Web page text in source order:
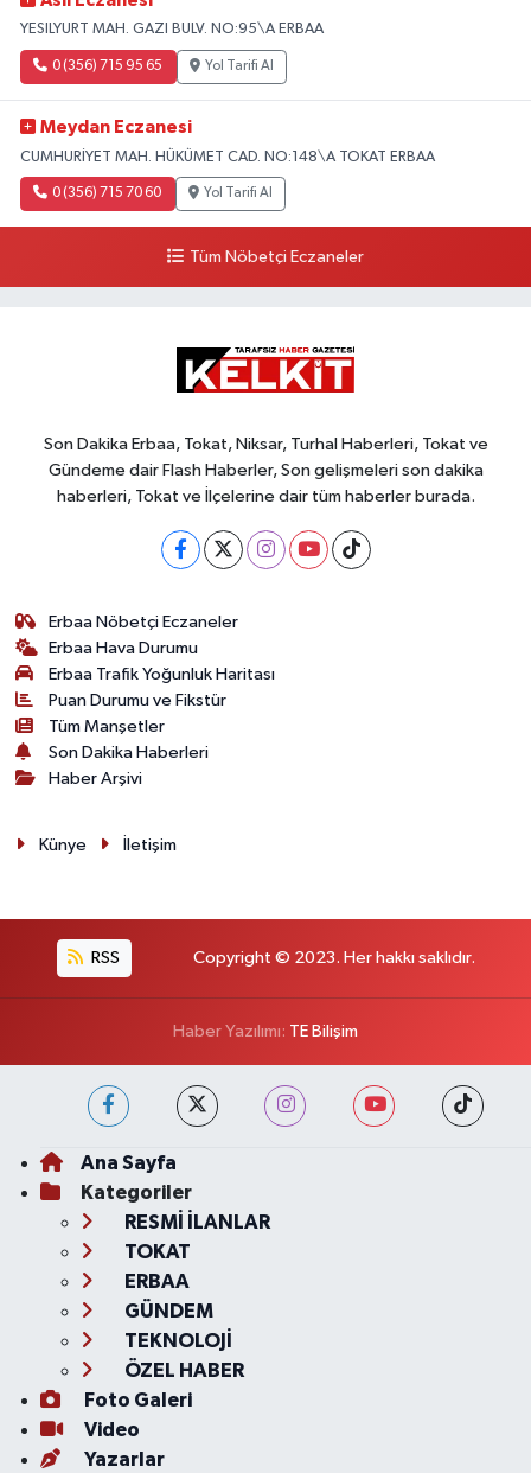
YESILYURT MAH. GAZI BULV. NO:95\A ERBAA
0 (356) 715 95 65 Yol Tarifi Al
Meydan Eczanesi
CUMHURİYET MAH. HÜKÜMET CAD. NO:148\A TOKAT ERBAA
0 (356) 715 70 60 Yol Tarifi Al
Tüm Nöbetçi Eczaneler
Son Dakika Erbaa, Tokat, Niksar, Turhal Haberleri, Tokat ve
Gündeme dair Flash Haberler, Son gelişmeleri son dakika
haberleri, Tokat ve İlçelerine dair tüm haberler burada.
Erbaa Nöbetçi Eczaneler
Erbaa Hava Durumu
Erbaa Trafik Yoğunluk Haritası
Puan Durumu ve Fikstür
Tüm Manşetler
Son Dakika Haberleri
Haber Arşivi
Künye İletişim
RSS Copyright © 2023. Her hakkı saklıdır.
Haber Yazılımı: TE Bilişim
Ana Sayfa
Kategoriler
RESMİ İLANLAR
TOKAT
ERBAA
GÜNDEM
TEKNOLOJİ
ÖZEL HABER
Foto Galeri
Video
Yazarlar